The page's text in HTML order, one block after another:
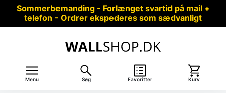
Sommerbemanding - Forlænget svartid på mail +
telefon - Ordrer ekspederes som sædvanligt
Menu Søg Favoritter Kurv